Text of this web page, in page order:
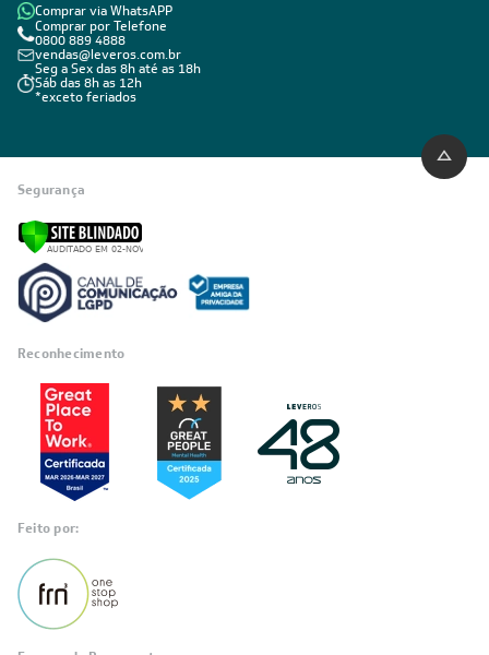
Comprar via WhatsAPP
Comprar por Telefone
0800 889 4888
vendas@leveros.com.br
Seg a Sex das 8h até as 18h
Sáb das 8h as 12h
*exceto feriados
Segurança
Reconhecimento
Feito por: